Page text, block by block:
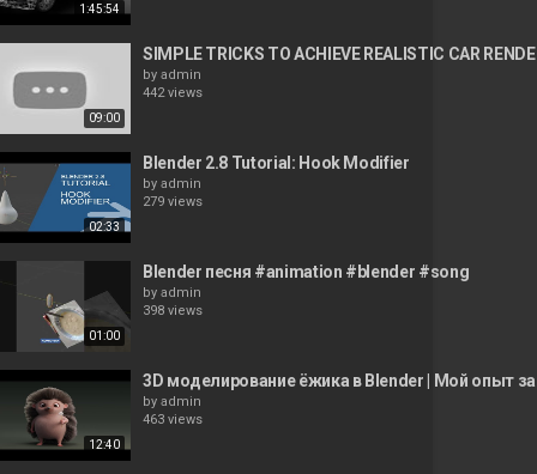
1:45:54
09:00
SIMPLE TRICKS TO ACHIEVE REALISTIC CAR
by admin
442 views
02:33
Blender 2.8 Tutorial: Hook Modifier
by admin
279 views
01:00
Blender песня #animation #blender #song
by admin
398 views
12:40
3D моделирование ёжика в Blender | Мой опыт
by admin
463 views